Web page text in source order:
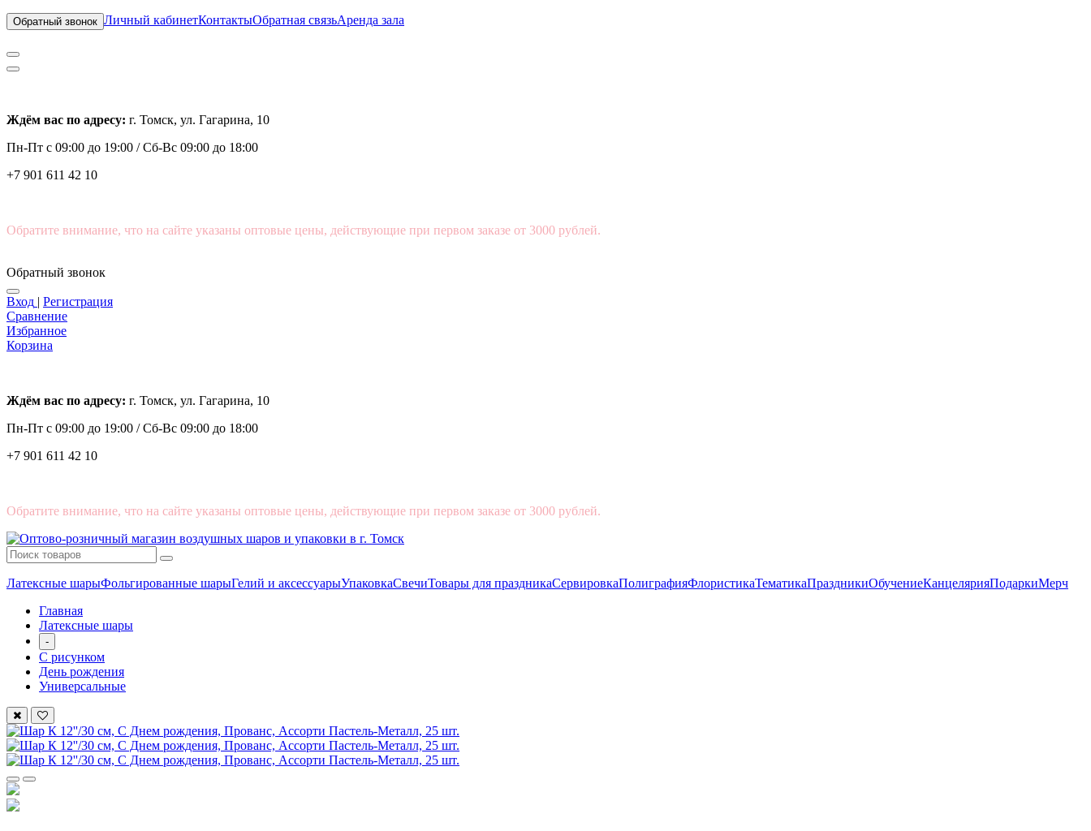
Обратный звонок Личный кабинетКонтактыОбратная связьАренда зала
Ждём вас по адресу: г. Томск, ул. Гагарина, 10
Пн-Пт с 09:00 до 19:00 /Сб-Вс 09:00 до 18:00
+7 901 611 42 10
Обратите внимание, что на сайте указаны оптовые цены, действующие при первом заказе от 3000 рублей.
Обратный звонок
Вход | Регистрация
Сравнение
Избранное
Корзина
Ждём вас по адресу: г. Томск, ул. Гагарина, 10
Пн-Пт с 09:00 до 19:00 /Сб-Вс 09:00 до 18:00
+7 901 611 42 10
Обратите внимание, что на сайте указаны оптовые цены, действующие при первом заказе от 3000 рублей.
Латексные шарыФольгированные шарыГелий и аксессуарыУпаковкаСвечиТовары для праздникаСервировкаПолиграфияФлористикаТематикаПраздникиОбучениеКанцелярияПодаркиМерч
Главная
Латексные шары
-
С рисунком
День рождения
Универсальные